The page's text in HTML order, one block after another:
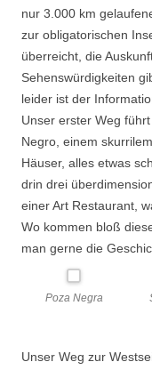
nur 3.000 km
zur obligatorischen
überreicht, die
Sehenswürdigkeiten
leider ist der
Unser erster Weg
Negro, einem
Häuser, alles etwas
drin drei
einer Art Restaurant,
Wo kommen bloß
man gerne die
Poza Negra
Unser Weg zur